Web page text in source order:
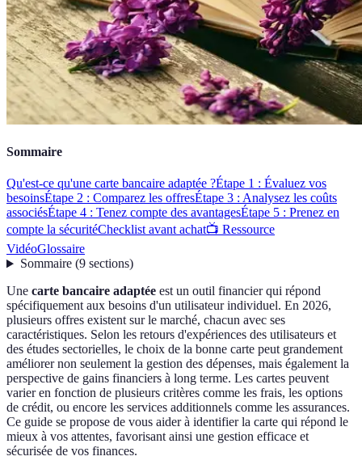
Sommaire
Qu'est-ce qu'une carte bancaire adaptée ?Étape 1 : Évaluez vos
besoinsÉtape 2 : Comparez les offresÉtape 3 : Analysez les coûts
associésÉtape 4 : Tenez compte des avantagesÉtape 5 : Prenez en
compte la sécuritéChecklist avant achat📺 Ressource
VidéoGlossaire
Sommaire(9 sections)
Une carte bancaire adaptée est un outil financier qui répond
spécifiquement aux besoins d'un utilisateur individuel. En 2026,
plusieurs offres existent sur le marché, chacun avec ses
caractéristiques. Selon les retours d'expériences des utilisateurs et
des études sectorielles, le choix de la bonne carte peut grandement
améliorer non seulement la gestion des dépenses, mais également la
perspective de gains financiers à long terme. Les cartes peuvent
varier en fonction de plusieurs critères comme les frais, les options
de crédit, ou encore les services additionnels comme les assurances.
Ce guide se propose de vous aider à identifier la carte qui répond le
mieux à vos attentes, favorisant ainsi une gestion efficace et
sécurisée de vos finances.